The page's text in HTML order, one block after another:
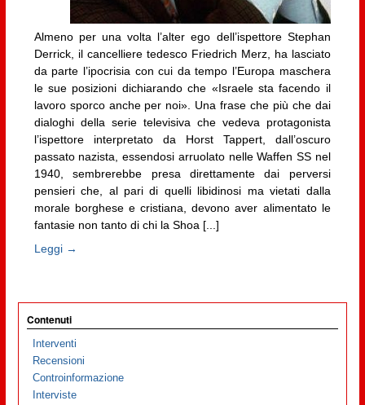
Almeno per una volta l’alter ego dell’ispettore Stephan
Derrick, il cancelliere tedesco Friedrich Merz, ha lasciato
da parte l’ipocrisia con cui da tempo l’Europa maschera
le sue posizioni dichiarando che «Israele sta facendo il
lavoro sporco anche per noi». Una frase che più che dai
dialoghi della serie televisiva che vedeva protagonista
l’ispettore interpretato da Horst Tappert, dall’oscuro
passato nazista, essendosi arruolato nelle Waffen SS nel
1940, sembrerebbe presa direttamente dai perversi
pensieri che, al pari di quelli libidinosi ma vietati dalla
morale borghese e cristiana, devono aver alimentato le
fantasie non tanto di chi la Shoa [...]
Leggi →
Contenuti
Interventi
Recensioni
Controinformazione
Interviste